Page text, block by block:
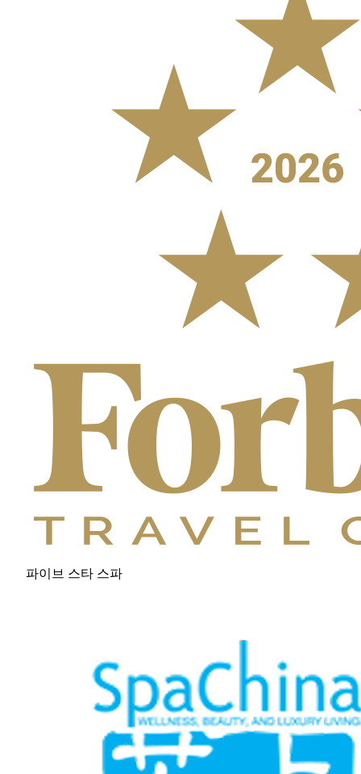
파이브 스타 스파